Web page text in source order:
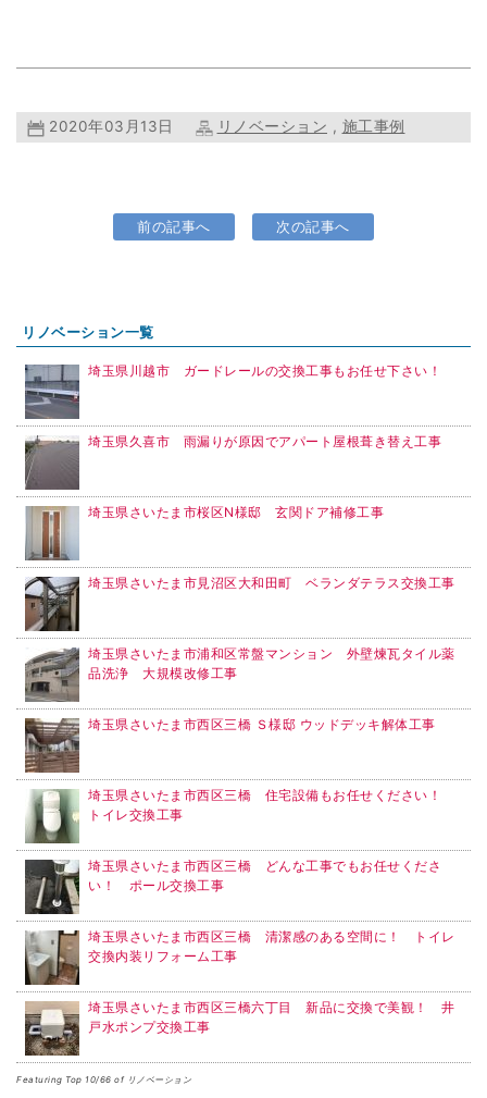
2020年03月13日 リノベーション , 施工事例
前の記事へ 次の記事へ
リノベーション一覧
埼玉県川越市 ガードレールの交換工事もお任せ下さい！
埼玉県久喜市 雨漏りが原因でアパート屋根葺き替え工事
埼玉県さいたま市桜区N様邸 玄関ドア補修工事
埼玉県さいたま市見沼区大和田町 ベランダテラス交換工事
埼玉県さいたま市浦和区常盤マンション 外壁煉瓦タイル薬
品洗浄 大規模改修工事
埼玉県さいたま市西区三橋 Ｓ様邸 ウッドデッキ解体工事
埼玉県さいたま市西区三橋 住宅設備もお任せください！
トイレ交換工事
埼玉県さいたま市西区三橋 どんな工事でもお任せくださ
い！ ポール交換工事
埼玉県さいたま市西区三橋 清潔感のある空間に！ トイレ
交換内装リフォーム工事
埼玉県さいたま市西区三橋六丁目 新品に交換で美観！ 井
戸水ポンプ交換工事
Featuring Top 10/66 of リノベーション